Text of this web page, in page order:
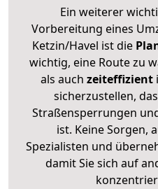
Ein weiterer
Vorbereitung eines
Ketzin/Havel ist die
wichtig, eine Route zu
als auch zeiteffizient
sicherzustellen,
Straßensperrungen
ist. Keine Sorgen,
Spezialisten und
damit Sie sich auf